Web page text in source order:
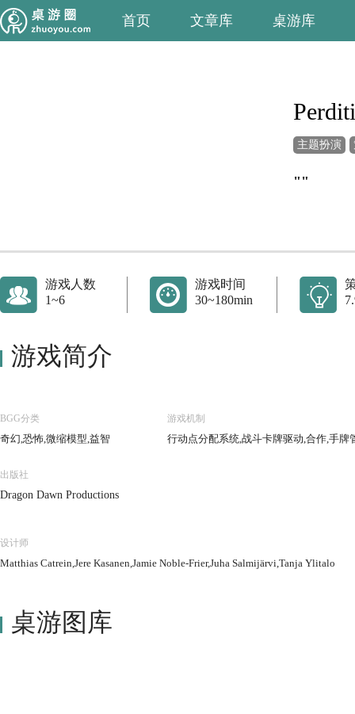
首页 文章库 桌游库
主题扮演
""
游戏人数
1~6
游戏时间
30~180min
游戏简介
BGG分类
奇幻,恐怖,微缩模型,益智
游戏机制
行动点分配系统,战斗卡牌驱动,合作,手牌
出版社
Dragon Dawn Productions
设计师
Matthias Catrein,Jere Kasanen,Jamie Noble-Frier,Juha Salmijärvi,Tanja Ylitalo
桌游图库